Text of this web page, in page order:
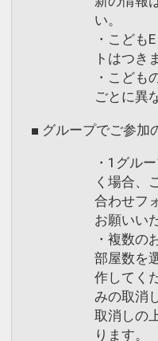
い。
・こども
トはつき
・こども
ごとに異
■ グループでご参加
・1グル
く場合、
合わせフ
お願いい
・複数の
部屋数を
作してく
みの取消
取消しの
ります。